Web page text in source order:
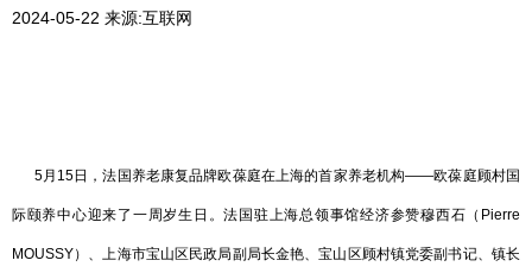
2024-05-22 来源:互联网
5月15日，法国养老康复品牌欧葆庭在上海的首家养老机构——欧葆庭顾村国
际颐养中心迎来了一周岁生日。法国驻上海总领事馆经济参赞穆西石（Pierre
MOUSSY）、上海市宝山区民政局副局长金艳、宝山区顾村镇党委副书记、镇长